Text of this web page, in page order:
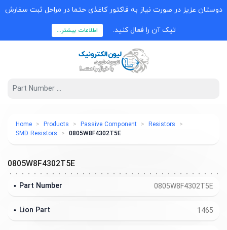
دوستان عزیز در صورت نیاز به فاکتور کاغذی حتما در مراحل ثبت سفارش
تیک آن را فعال کنید. اطلاعات بیشتر...
Home Products Passive Component
Resistors
SMD Resistors
0805W8F4302T5E
0805W8F4302T5E
0805W8F4302T5E
Part Number
1465
Lion Part